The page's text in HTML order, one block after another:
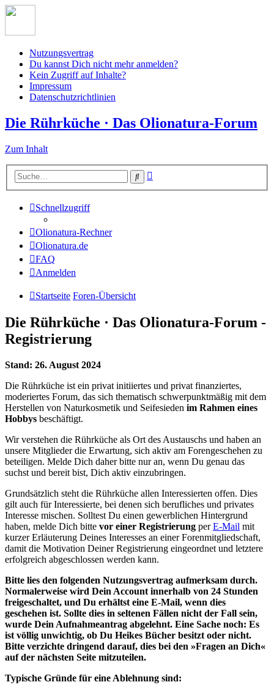
Nutzungsvertrag
Du kannst Dich nicht mehr anmelden?
Kein Zugriff auf Inhalte?
Impressum
Datenschutzrichtlinien
Die Rührküche · Das Olionatura-Forum
Zum Inhalt
Suche
Schnellzugriff
Olionatura-Rechner
Olionatura.de
FAQ
Anmelden
Startseite Foren-Übersicht
Die Rührküche · Das Olionatura-Forum -
Registrierung
Stand: 26. August 2024
Die Rührküche ist ein privat initiiertes und privat finanziertes,
moderiertes Forum, das sich thematisch schwerpunktmäßig mit dem
Herstellen von Naturkosmetik und Seifesieden im Rahmen eines
Hobbys beschäftigt.
Wir verstehen die Rührküche als Ort des Austauschs und haben an
unsere Mitglieder die Erwartung, sich aktiv am Forengeschehen zu
beteiligen. Melde Dich daher bitte nur an, wenn Du genau das
suchst und bereit bist, Dich aktiv einzubringen.
Grundsätzlich steht die Rührküche allen Interessierten offen. Dies
gilt auch für Interessierte, bei denen sich berufliches und privates
Interesse mischen. Solltest Du einen gewerblichen Hintergrund
haben, melde Dich bitte vor einer Registrierung perE-Mail mit
kurzer Erläuterung Deines Interesses an einer Forenmitgliedschaft,
damit die Motivation Deiner Registrierung eingeordnet und letztere
erfolgreich abgeschlossen werden kann.
Bitte lies den folgenden Nutzungsvertrag aufmerksam durch.
Normalerweise wird Dein Account innerhalb von 24 Stunden
freigeschaltet, und Du erhältst eine E-Mail, wenn dies
geschehen ist. Sollte dies in seltenen Fällen nicht der Fall sein,
wurde Dein Aufnahmeantrag abgelehnt. Eine Sache noch: Es
ist völlig unwichtig, ob Du Heikes Bücher besitzt oder nicht.
Bitte verzichte dringend darauf, dies bei den »Fragen an Dich«
auf der nächsten Seite mitzuteilen.
Typische Gründe für eine Ablehnung sind: